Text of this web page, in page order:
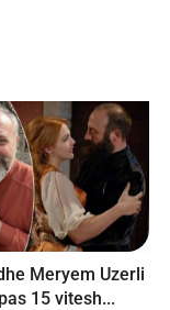
Meryem Uzerli
15 vitesh...